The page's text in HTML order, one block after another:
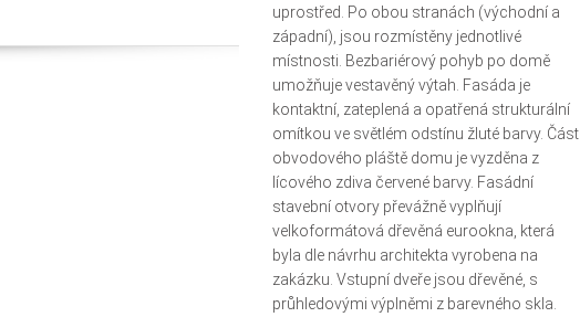
uprostřed. Po obou stranách (východní a
západní), jsou rozmístěny jednotlivé
místnosti. Bezbariérový pohyb po domě
umožňuje vestavěný výtah. Fasáda je
kontaktní, zateplená a opatřená strukturální
omítkou ve světlém odstínu žluté barvy. Část
obvodového pláště domu je vyzděna z
lícového zdiva červené barvy. Fasádní
stavební otvory převážně vyplňují
velkoformátová dřevěná eurookna, která
byla dle návrhu architekta vyrobena na
zakázku. Vstupní dveře jsou dřevěné, s
průhledovými výplněmi z barevného skla.